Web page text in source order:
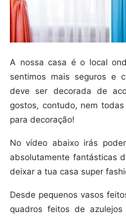
A nossa casa é o local
sentimos mais seguros e
deve ser decorada de
gostos, contudo, nem
para decoração!
No vídeo abaixo irás
absolutamente fantásticas
deixar a tua casa super
Desde pequenos vasos
quadros feitos de